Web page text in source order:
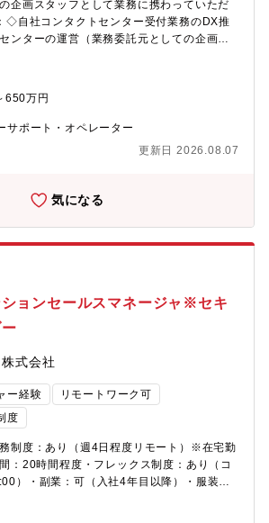
企画スタッフとして業務に携わっていただ
◇自社コンタクトセンター受付業務のDX推
ンターの運営（業務委託元としての企画ス
①CRM系システム提供ベンダー②コンタクト
提供ベンダー③ＢＰＯサービスベンダー■当
ス基盤会社」として設立大阪ガスの家庭用
受け継ぎ、ガスや電気などのエネルギー関
感前向きにチャレンジする組織風土を重視
方フレックスタイム制度、平均残業15～20
、オフィスカジュアルなど、個人の生活や
クスタイルを支援しています。
650万円
サポート・オペレーター
更新日 2026.08.07
気になる
ションセールスマネージャ※セキ
式会社
ー経験
リモートワーク可
度
務制度：あり（週4日程度リモート）※在宅勤
：20時間程度・フレックス制度：あり（コ
）・副業：可（入社4年目以降）・服装：
マーサクセスの概念とデータドリブンアプ